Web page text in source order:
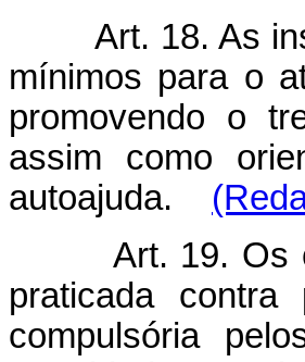
Art. 18. As
mínimos para o
promovendo o
assim como
autoajuda.
Art. 19. Os
praticada
compulsória